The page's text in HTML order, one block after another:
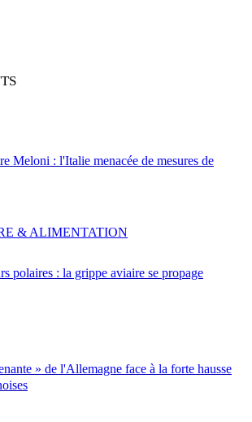
Meloni : l'Italie menacée de mesures de
polaires : la grippe aviaire se propage
& ALIMENTATION
» de l'Allemagne face à la forte hausse